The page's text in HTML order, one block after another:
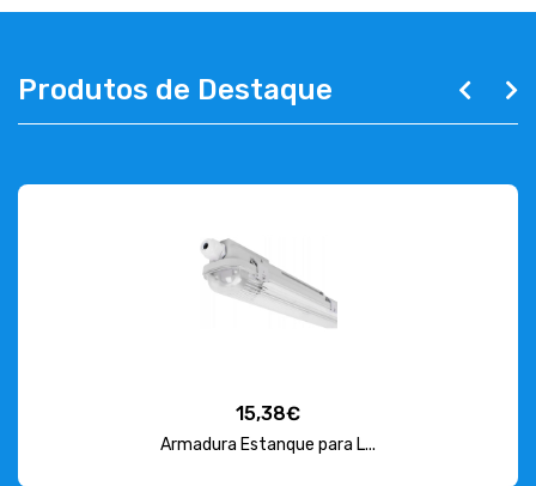
Produtos de Destaque
15,38€
Armadura Estanque para L...